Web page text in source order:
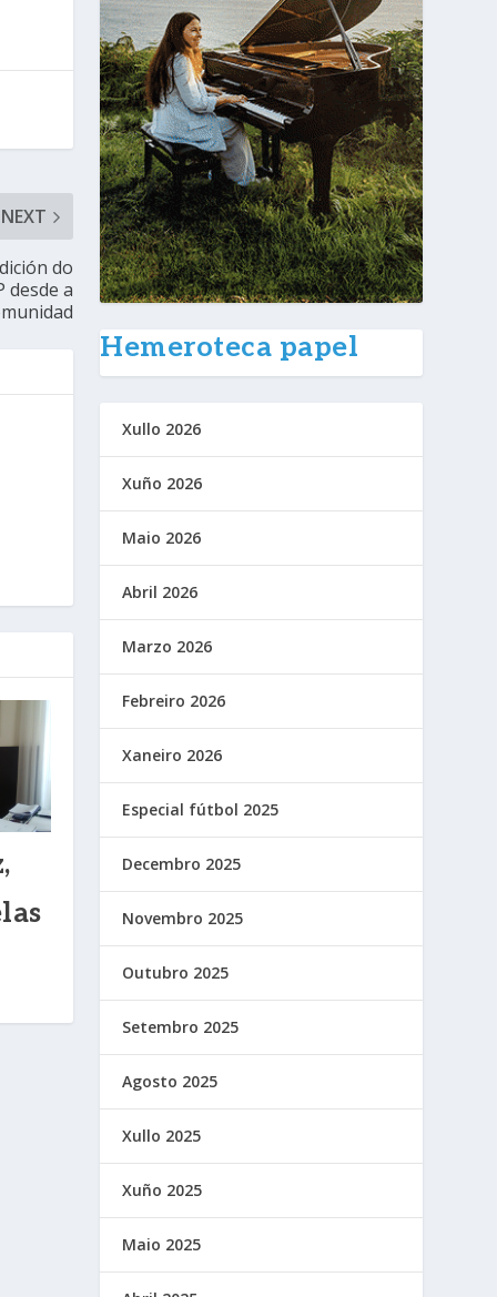
NEXT
do
desde a
Hemeroteca papel
Xullo 2026
Xuño 2026
Maio 2026
Abril 2026
Marzo 2026
Febreiro 2026
Xaneiro 2026
Especial fútbol 2025
Decembro 2025
Novembro 2025
Outubro 2025
Setembro 2025
Agosto 2025
Xullo 2025
Xuño 2025
Maio 2025